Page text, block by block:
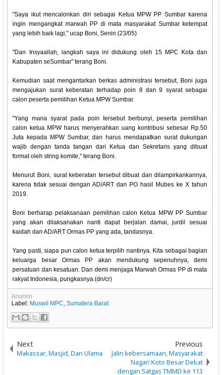
"Saya ikut mencalonkan diri sebagai Ketua MPW PP Sumbar karena
ingin mengangkat marwah PP di mata masyarakat Sumbar ketempat
yang lebih baik lagi," ucap Boni, Senin (23/05)
"Dan Insyaallah, langkah saya ini didukung oleh 15 MPC Kota dan
Kabupaten seSumbar" terang Boni.
Kemudian saat mengantarkan berkas administrasi tersebut, Boni juga
mengajukan surat keberatan terhadap poin 8 dan 9 syarat sebagai
calon peserta pemilihan Ketua MPW Sumbar.
"Yang mana syarat pada poin tersebut berbunyi, peserta pemilihan
calon ketua MPW harus menyerahkan uang kontribusi sebesar Rp.50
Juta kepada MPW Sumbar, dan harus mendapatkan surat dukungan
wajib dengan tanda tangan dari Ketua dan Sekretaris yang dibuat
format oleh string komite," terang Boni.
Menurut Boni, surat keberatan tersebut dibuat dan dilampirkankannya,
karena tidak sesuai dengan AD/ART dan PO hasil Mubes ke X tahun
2019.
Boni berharap pelaksanaan pemilihan calon Ketua MPW PP Sumbar
yang akan dilaksanakan nanti dapat berjalan damai, jurdil sesuai
kaidah dan AD/ART Ormas PP yang ada, tandasnya.
Yang pasti, siapa pun calon ketua terpilih nantinya. Kita sebagai bagian
keluarga besar Ormas PP akan mendukung sepenuhnya, demi
persatuan dan kesatuan. Dan demi menjaga Marwah Ormas PP di mata
rakyat Indonesia, pungkasnya.(dn/cr)
Anonim
Label: Muswil MPC,Sumatera Barat
Next
Makassar, Masjid, Dan Ulama
Previous
Jalin kebersamaan, Masyarakat
Nagari Koto Besar Dekat
dengan Satgas TMMD ke 113